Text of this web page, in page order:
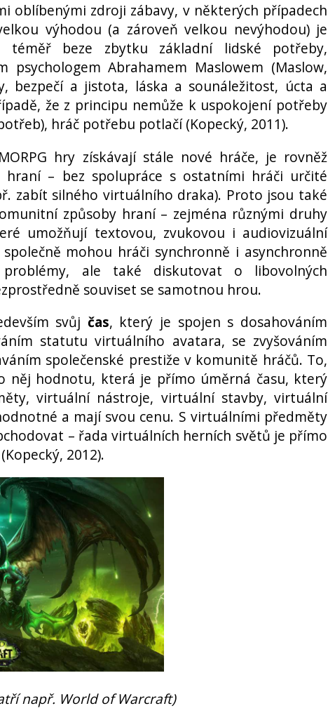
oblíbenými zdroji zábavy, v některých případech
výhodou (a zároveň velkou nevýhodou) je
téměř beze zbytku základní lidské potřeby,
psychologem Abrahamem Maslowem (Maslow,
bezpečí a jistota, láska a sounáležitost, úcta a
že z principu nemůže k uspokojení potřeby
hráč potřebu potlačí (Kopecký, 2011).
hry získávají stále nové hráče, je rovněž
hraní – bez spolupráce s ostatními hráči určité
zabít silného virtuálního draka). Proto jsou také
způsoby hraní – zejména různými druhy
umožňují textovou, zvukovou i audiovizuální
mohou hráči synchronně i asynchronně
ale také diskutovat o libovolných
souviset se samotnou hrou.
svůj čas, který je spojen s dosahováním
statutu virtuálního avatara, se zvyšováním
společenské prestiže v komunitě hráčů. To,
něj hodnotu, která je přímo úměrná času, který
virtuální nástroje, virtuální stavby, virtuální
a mají svou cenu. S virtuálními předměty
– řada virtuálních herních světů je přímo
2012).
např. World of Warcraft)